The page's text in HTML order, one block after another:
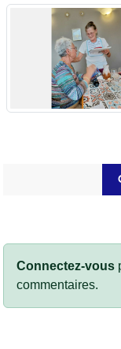
Connectez-vous
commentaires.